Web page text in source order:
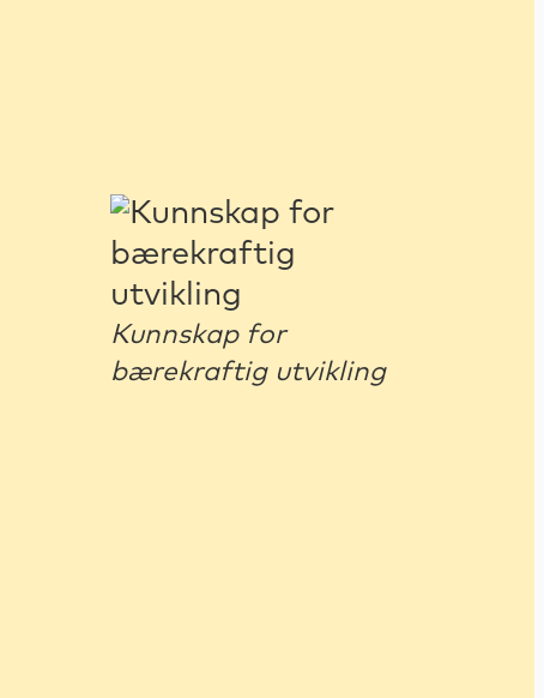
Kunnskap for
bærekraftig utvikling